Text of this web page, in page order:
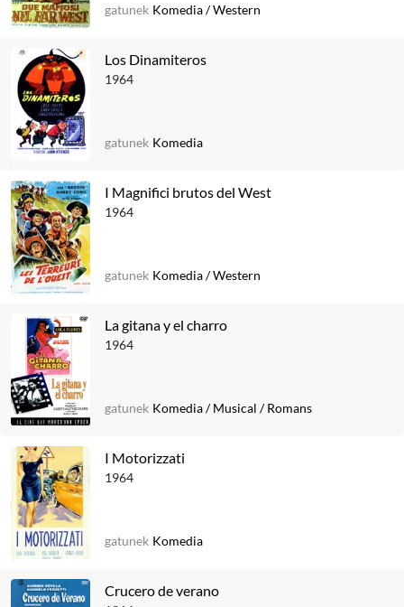
gatunek Komedia/Western
Los Dinamiteros
1964
gatunek Komedia
I Magnifici brutos del West
1964
gatunek Komedia/Western
La gitana y el charro
1964
gatunek Komedia/Musical /Romans
I Motorizzati
1964
gatunek Komedia
Crucero de verano